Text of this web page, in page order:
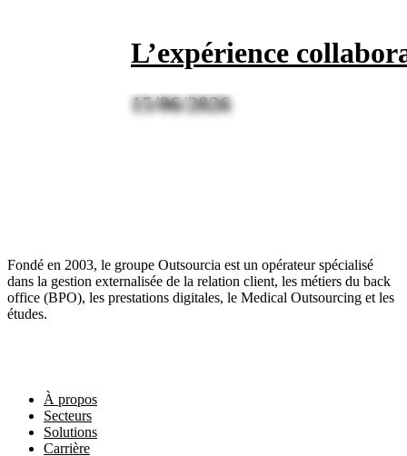
L’expérience
15/06/2026
Fondé en 2003, le groupe Outsourcia est un opérateur spécialisé
dans la gestion externalisée de la relation client, les métiers du back
office (BPO), les prestations digitales, le Medical Outsourcing et les
études.
À propos
Secteurs
Solutions
Carrière